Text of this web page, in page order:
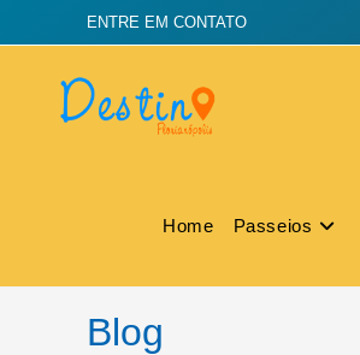
ENTRE EM CONTATO
Home Passeios
Blog